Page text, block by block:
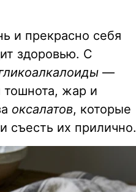
и прекрасно себя
здоровью. С
—
тошнота, жар и
оксалатов, которые
съесть их прилично.